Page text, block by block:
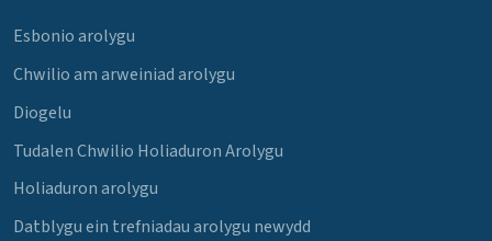
Esbonio arolygu
Chwilio am arweiniad arolygu
Diogelu
Tudalen Chwilio Holiaduron Arolygu
Holiaduron arolygu
Datblygu ein trefniadau arolygu newydd